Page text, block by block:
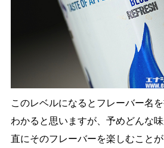
このレベルになるとフレーバー名
わかると思いますが、予めどんな
直にそのフレーバーを楽しむこと